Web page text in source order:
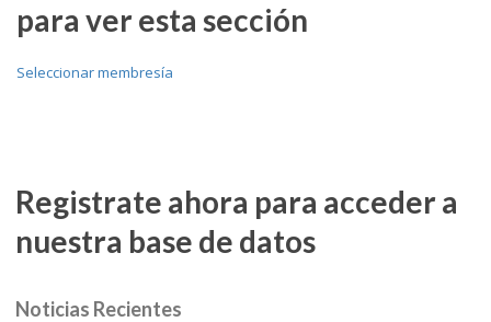
para ver esta sección
Seleccionar membresía
Registrate ahora para acceder a
nuestra base de datos
Noticias Recientes